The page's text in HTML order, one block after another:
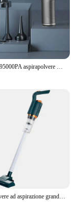
CENRR 895000PA aspirapolvere per auto Mini potente macchina per la pulizia portatile senza fili elettrodomestico aspirapolvere portatile
Aspirapolvere ad aspirazione grande aspirapolvere Wireless portatile USB ricaricabile 2000mAh Mopping Machine 120W per uso domestico e in auto